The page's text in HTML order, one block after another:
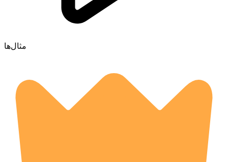
مثال‌ها